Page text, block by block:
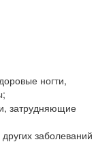
ногти,
затрудняющие
заболеваний